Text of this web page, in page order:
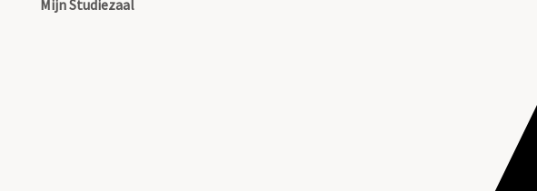
Mijn Studiezaal